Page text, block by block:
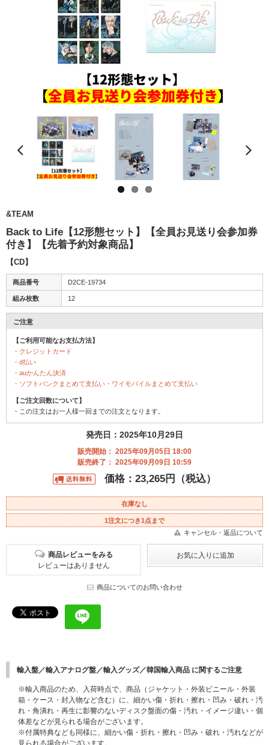
&TEAM
Back to Life【12形態セット】【全員お見送り会参加券
付き】【先着予約対象商品】
【CD】
商品番号 D2CE-19734
組み枚数 12
ご注意
【ご利用可能なお支払方法】
・クレジットカード
・d払い
・auかんたん決済
・ソフトバンクまとめて支払い・ワイモバイルまとめて支払い
【ご注文回数について】
・この注文はお一人様一回までの注文となります。
発売日：2025年10月29日
販売開始： 2025年09月05日 18:00
販売終了： 2025年09月09日 10:59
価格：23,265円（税込）
在庫なし
1注文につき1点まで
キャンセル・返品について
商品レビューをみる
レビューはありません
商品についてのお問い合わせ
輸入盤／輸入アナログ盤／輸入グッズ／韓国輸入商品 に関するご注意
※輸入商品のため、入荷時点で、商品（ジャケット・外装ビニール・外装
箱・ケース・封入物など含む）に、細かい傷・折れ・擦れ・凹み・破れ・汚
れ・角潰れ・再生に影響のないディスク盤面の傷・汚れ・イメージ違い・個
体差などが見られる場合がございます。
※付属特典なども同様に、細かい傷・折れ・擦れ・凹み・破れ・汚れなどが